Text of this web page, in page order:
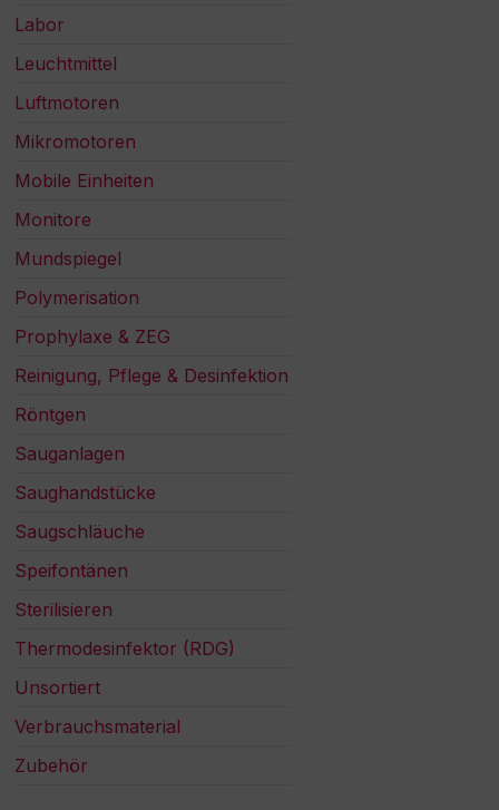
Labor
Leuchtmittel
Luftmotoren
Mikromotoren
Mobile Einheiten
Monitore
Mundspiegel
Polymerisation
Prophylaxe & ZEG
Reinigung, Pflege & Desinfektion
Röntgen
Sauganlagen
Saughandstücke
Saugschläuche
Speifontänen
Sterilisieren
Thermodesinfektor (RDG)
Unsortiert
Verbrauchsmaterial
Zubehör